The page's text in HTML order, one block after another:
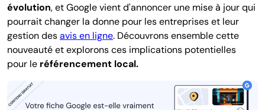
évolution, et Google vient d'annoncer une mise à jour qui
pourrait changer la donne pour les entreprises et leur
gestion desavis en ligne. Découvrons ensemble cette
nouveauté et explorons ces implications potentielles
pour le référencement local.